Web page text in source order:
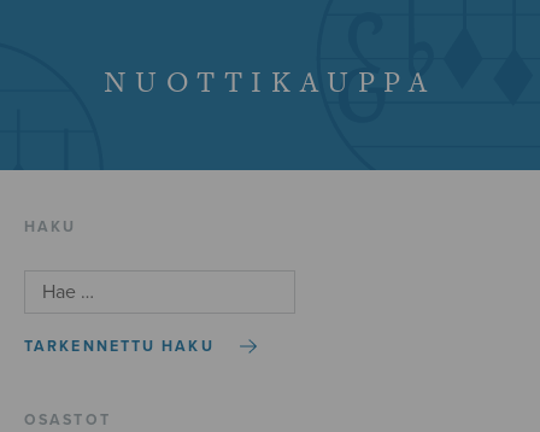
NUOTTIKAUPPA
HAKU
TARKENNETTU HAKU
OSASTOT